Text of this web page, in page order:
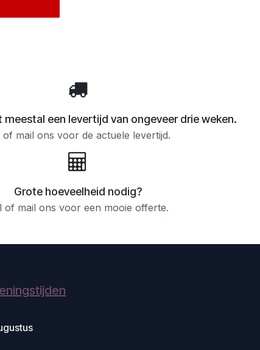
een levertijd van ongeveer drie weken.
of mail ons voor de actuele levertijd.
Grote hoeveelheid nodig?
of mail ons voor een mooie offerte.